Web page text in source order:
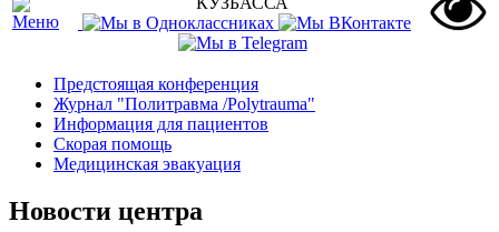
Предстоящая конференция
Журнал "Политравма /Polytrauma"
Информация для пациентов
Скорая помощь
Медицинская эвакуация
Новости центра